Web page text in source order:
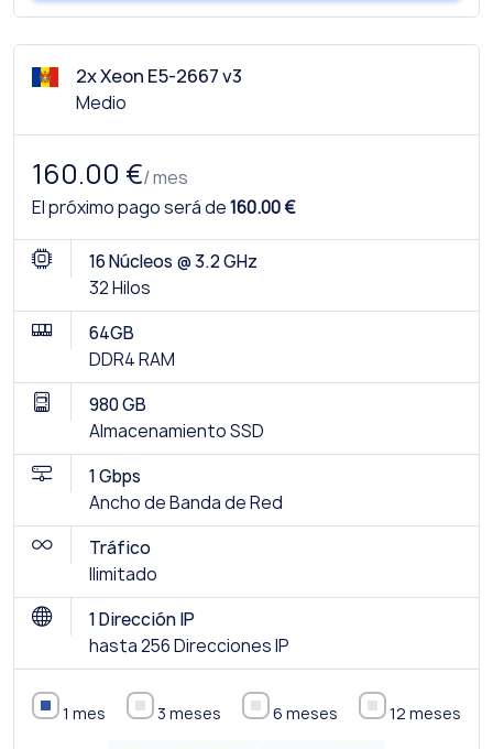
2x Xeon E5-2667 v3
Medio
160.00 €/ mes
El próximo pago será de160.00 €
16 Núcleos @ 3.2 GHz
32 Hilos
64GB
DDR4 RAM
980 GB
Almacenamiento SSD
1 Gbps
Ancho de Banda de Red
Tráfico
Ilimitado
1 Dirección IP
hasta 256 Direcciones IP
1 mes 3 meses 6 meses 12 meses